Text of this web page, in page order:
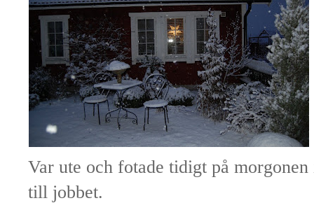
Var ute och fotade tidigt på
till jobbet.